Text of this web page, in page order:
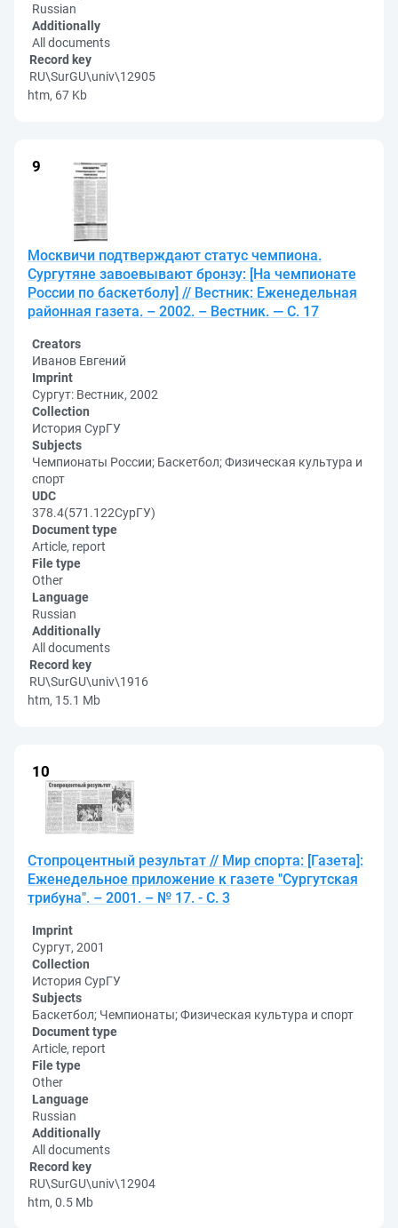
Russian
Additionally
All documents
Record key
RU\SurGU\univ\12905
htm, 67 Kb
Москвичи подтверждают статус чемпиона.
Сургутяне завоевывают бронзу: [На чемпионате
России по баскетболу] // Вестник: Еженедельная
районная газета. – 2002. – Вестник. — С. 17
Creators
Иванов Евгений
Imprint
Сургут: Вестник, 2002
Collection
История СурГУ
Subjects
Чемпионаты России; Баскетбол; Физическая культура и
спорт
UDC
378.4(571.122СурГУ)
Document type
Article, report
File type
Other
Language
Russian
Additionally
All documents
Record key
RU\SurGU\univ\1916
htm, 15.1 Mb
Стопроцентный результат // Мир спорта: [Газета]:
Еженедельное приложение к газете "Сургутская
трибуна". – 2001. – № 17. - С. 3
Imprint
Сургут, 2001
Collection
История СурГУ
Subjects
Баскетбол; Чемпионаты; Физическая культура и спорт
Document type
Article, report
File type
Other
Language
Russian
Additionally
All documents
Record key
RU\SurGU\univ\12904
htm, 0.5 Mb